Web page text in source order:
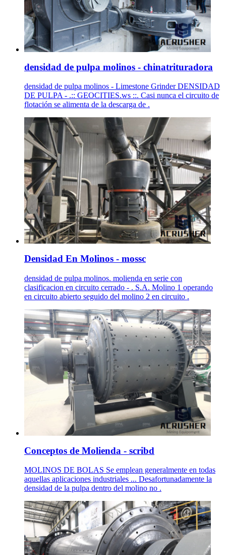
densidad de pulpa molinos - chinatrituradora
densidad de pulpa molinos - Limestone Grinder DENSIDAD
DE PULPA - .:: GEOCITIES.ws ::. Casi nunca el circuito de
flotación se alimenta de la descarga de .
Densidad En Molinos - mossc
densidad de pulpa molinos. molienda en serie con
clasificacion en circuito cerrado - . S.A. Molino 1 operando
en circuito abierto seguido del molino 2 en circuito .
Conceptos de Molienda - scribd
MOLINOS DE BOLAS Se emplean generalmente en todas
aquellas aplicaciones industriales ... Desafortunadamente la
densidad de la pulpa dentro del molino no .